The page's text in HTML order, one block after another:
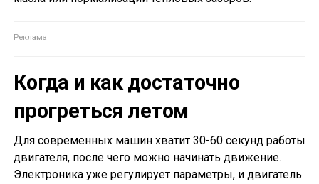
Когда и как достаточно
прогреться летом
Для современных машин хватит 30-60 секунд работы
двигателя, после чего можно начинать движение.
Электроника уже регулирует параметры, и двигатель